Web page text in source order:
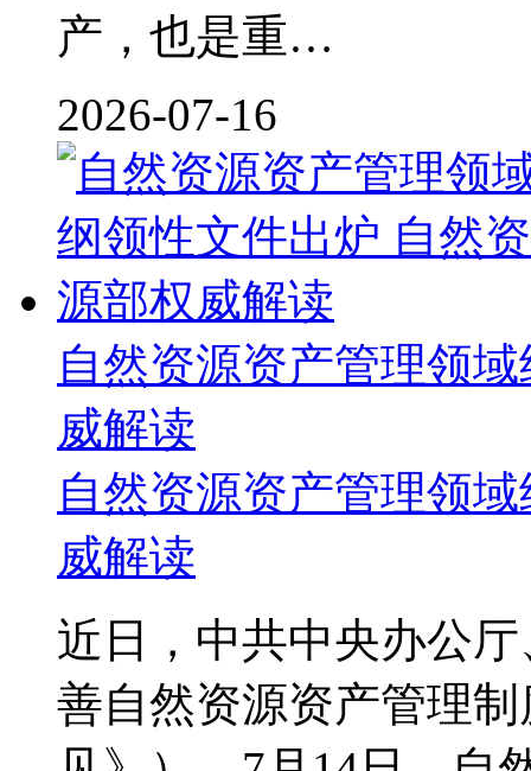
产，也是重…
2026-07-16
自然资源资产管理领
威解读
自然资源资产管理领
威解读
近日，中共中央办公
善自然资源资产管理